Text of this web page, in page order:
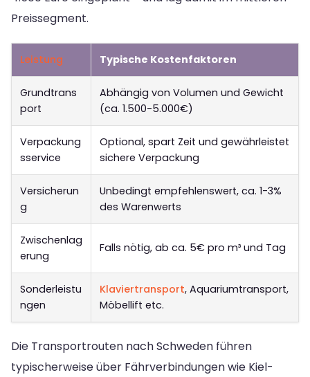
Preissegment.
Leistung Typische Kostenfaktoren
Grundtrans
port
Abhängig von Volumen und Gewicht
(ca. 1.500-5.000€)
Verpackung
sservice
Optional, spart Zeit und gewährleistet
sichere Verpackung
Versicherun
g
Unbedingt empfehlenswert, ca. 1-3%
des Warenwerts
Zwischenlag
erung
Falls nötig, ab ca. 5€ pro m³ und Tag
Sonderleistu
ngen
Klaviertransport, Aquariumtransport,
Möbellift etc.
Die Transportrouten nach Schweden führen
typischerweise über Fährverbindungen wie Kiel-